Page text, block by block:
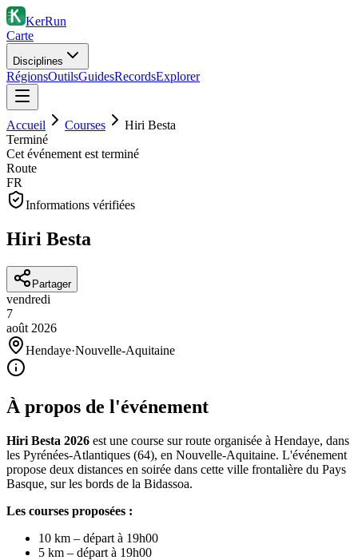
KerRun
Carte
Disciplines
RégionsOutilsGuidesRecordsExplorer
Accueil Courses
Hiri Besta
Terminé
Cet événement est terminé
Route
FR
Informations vérifiées
Hiri Besta
Partager
vendredi
7
août 2026
Hendaye·Nouvelle-Aquitaine
À propos de l'événement
Hiri Besta 2026 est une course sur route organisée à Hendaye, dans
les Pyrénées-Atlantiques (64), en Nouvelle-Aquitaine. L'événement
propose deux distances en soirée dans cette ville frontalière du Pays
Basque, sur les bords de la Bidassoa.
Les courses proposées :
10 km – départ à 19h00
5 km – départ à 19h00